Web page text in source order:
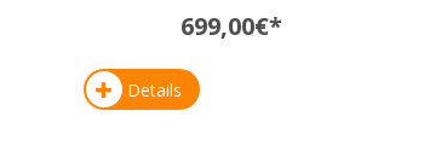
699,00€*
Details